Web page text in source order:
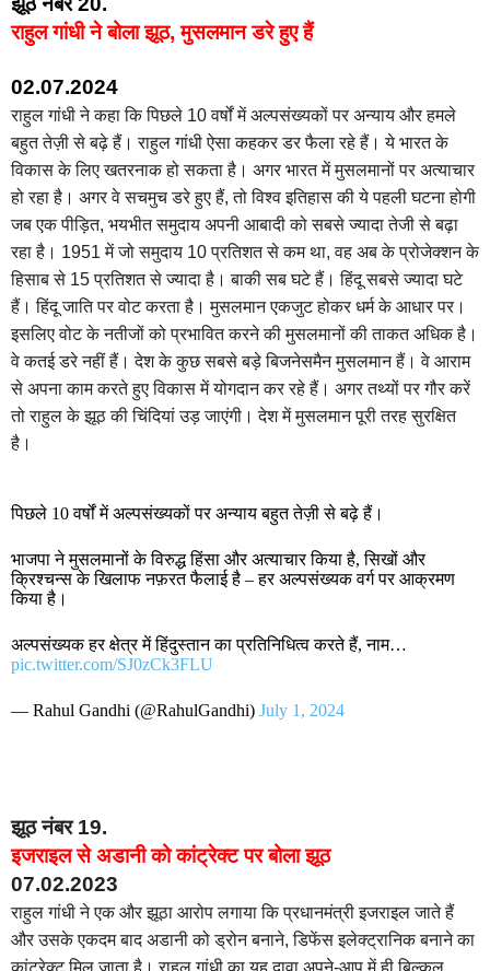
राहुल गांधी ने बोला झूठ, मुसलमान डरे हुए हैं
02.07.2024
राहुल गांधी ने कहा कि पिछले 10 वर्षों में अल्पसंख्यकों पर अन्याय और हमले
बहुत तेज़ी से बढ़े हैं। राहुल गांधी ऐसा कहकर डर फैला रहे हैं। ये भारत के
विकास के लिए खतरनाक हो सकता है। अगर भारत में मुसलमानों पर अत्याचार
हो रहा है। अगर वे सचमुच डरे हुए हैं, तो विश्व इतिहास की ये पहली घटना होगी
जब एक पीड़ित, भयभीत समुदाय अपनी आबादी को सबसे ज्यादा तेजी से बढ़ा
रहा है। 1951 में जो समुदाय 10 प्रतिशत से कम था, वह अब के प्रोजेक्शन के
हिसाब से 15 प्रतिशत से ज्यादा है। बाकी सब घटे हैं। हिंदू सबसे ज्यादा घटे
हैं। हिंदू जाति पर वोट करता है। मुसलमान एकजुट होकर धर्म के आधार पर।
इसलिए वोट के नतीजों को प्रभावित करने की मुसलमानों की ताकत अधिक है।
वे कतई डरे नहीं हैं। देश के कुछ सबसे बड़े बिजनेसमैन मुसलमान हैं। वे आराम
से अपना काम करते हुए विकास में योगदान कर रहे हैं। अगर तथ्यों पर गौर करें
तो राहुल के झूठ की चिंदियां उड़ जाएंगी। देश में मुसलमान पूरी तरह सुरक्षित
है।
पिछले 10 वर्षों में अल्पसंख्यकों पर अन्याय बहुत तेज़ी से बढ़े हैं।
भाजपा ने मुसलमानों के विरुद्ध हिंसा और अत्याचार किया है, सिखों और
क्रिश्चन्स के खिलाफ नफ़रत फैलाई है – हर अल्पसंख्यक वर्ग पर आक्रमण
किया है।
अल्पसंख्यक हर क्षेत्र में हिंदुस्तान का प्रतिनिधित्व करते हैं, नाम…
pic.twitter.com/SJ0zCk3FLU
— Rahul Gandhi (@RahulGandhi) July 1, 2024
झूठ नंबर 19.
इजराइल से अडानी को कांट्रेक्ट पर बोला झूठ
07.02.2023
राहुल गांधी ने एक और झूठा आरोप लगाया कि प्रधानमंत्री इजराइल जाते हैं
और उसके एकदम बाद अडानी को ड्रोन बनाने, डिफेंस इलेक्ट्रानिक बनाने का